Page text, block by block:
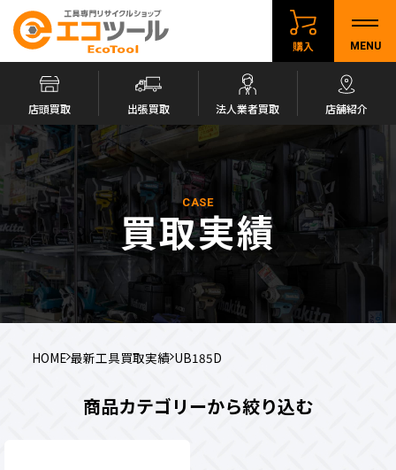
購入 MENU
店頭買取 出張買取 法人業者買取 店舗紹介
CASE
買取実績
HOME 最新工具買取実績 UB185D
商品カテゴリーから絞り込む